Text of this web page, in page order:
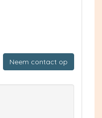
Neem contact op